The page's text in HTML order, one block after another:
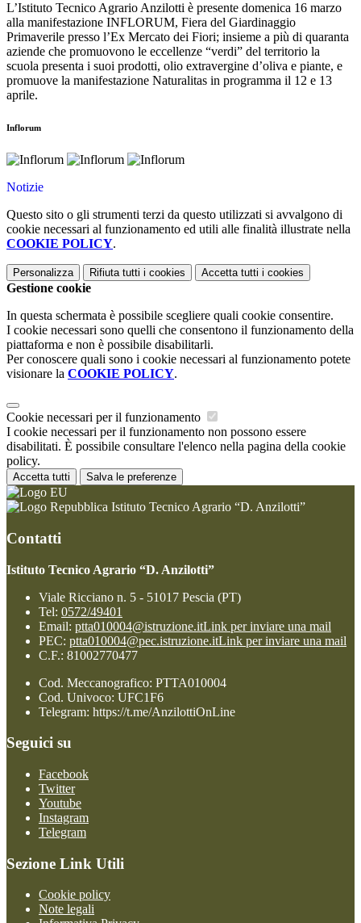
L’Istituto Tecnico Agrario Anzilotti è presente domenica 16 marzo
alla manifestazione INFLORUM, Fiera del Giardinaggio
Primaverile presso l’Ex Mercato dei Fiori; insieme a più di quaranta
aziende che promuovono le eccellenze “verdi” del territorio la
scuola presenta i suoi prodotti, olio extravergine d’oliva e piante, e
promuove la manifestazione Naturalitas in programma il 12 e 13
aprile.
Inflorum
Notizie
Questo sito o gli strumenti terzi da questo utilizzati si avvalgono di
cookie necessari al funzionamento ed utili alle finalità illustrate nella
COOKIE POLICY.
Personalizza Rifiuta tutti i cookies Accetta tutti i cookies
Gestione cookie
In questa schermata è possibile scegliere quali cookie consentire.
I cookie necessari sono quelli che consentono il funzionamento della
piattaforma e non è possibile disabilitarli.
Per conoscere quali sono i cookie necessari al funzionamento potete
visionare la COOKIE POLICY.
Cookie necessari per il funzionamento
I cookie necessari per il funzionamento non possono essere
disabilitati. È possibile consultare l'elenco nella pagina della cookie
policy.
Accetta tutti Salva le preferenze
Istituto Tecnico Agrario “D. Anzilotti”
Contatti
Istituto Tecnico Agrario “D. Anzilotti”
Viale Ricciano n. 5 - 51017 Pescia (PT)
Tel: 0572/49401
Email: ptta010004@istruzione.itLink per inviare una mail
PEC: ptta010004@pec.istruzione.itLink per inviare una mail
C.F.: 81002770477
Cod. Meccanografico: PTTA010004
Cod. Univoco: UFC1F6
Telegram: https://t.me/AnzilottiOnLine
Seguici su
Facebook
Twitter
Youtube
Instagram
Telegram
Sezione Link Utili
Cookie policy
Note legali